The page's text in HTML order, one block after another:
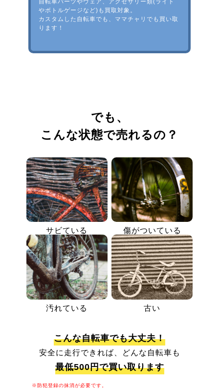
自転車パーツやウェア、アクセサリー類(ライト
やボトルゲージなど)も買取対象。
カスタムした自転車でも、ママチャリでも買い取
ります！
でも、
こんな状態で売れるの？
サビている 傷がついている
汚れている 古い
こんな自転車でも大丈夫！
安全に走行できれば、どんな自転車も
最低500円で買い取ります
※防犯登録の抹消が必要です。